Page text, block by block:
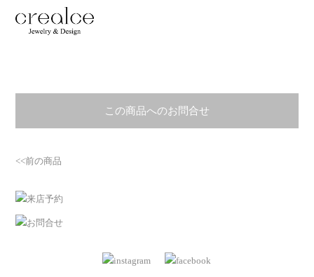
この商品へのお問合せ
<<前の商品